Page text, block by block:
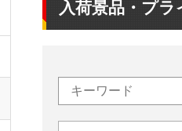
入荷景品・プラ